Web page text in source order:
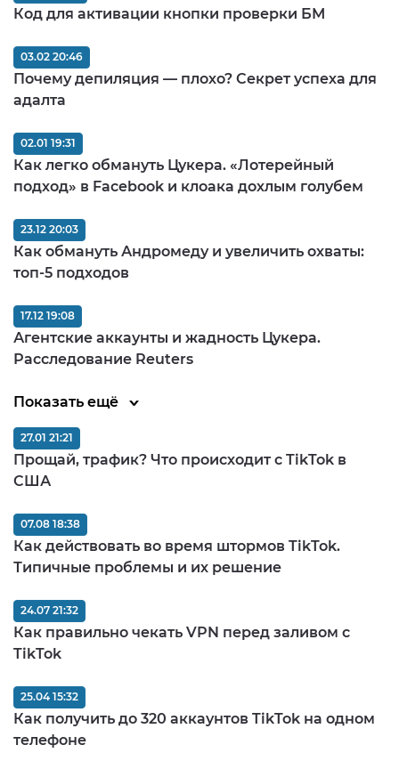
Код для активации кнопки проверки БМ
Почему депиляция — плохо? Секрет успеха для
адалта
03.02 20:46
Как легко обмануть Цукера. «Лотерейный
подход» в Facebook и клоака дохлым голубем
02.01 19:31
Как обмануть Андромеду и увеличить охваты:
топ-5 подходов
23.12 20:03
Агентские аккаунты и жадность Цукера.
Расследование Reuters
17.12 19:08
Показать ещё
Прощай, трафик? Что происходит с TikTok в
США
27.01 21:21
Как действовать во время штормов TikTok.
Типичные проблемы и их решение
07.08 18:38
Как правильно чекать VPN перед заливом c
TikTok
24.07 21:32
Как получить до 320 аккаунтов TikTok на одном
телефоне
25.04 15:32